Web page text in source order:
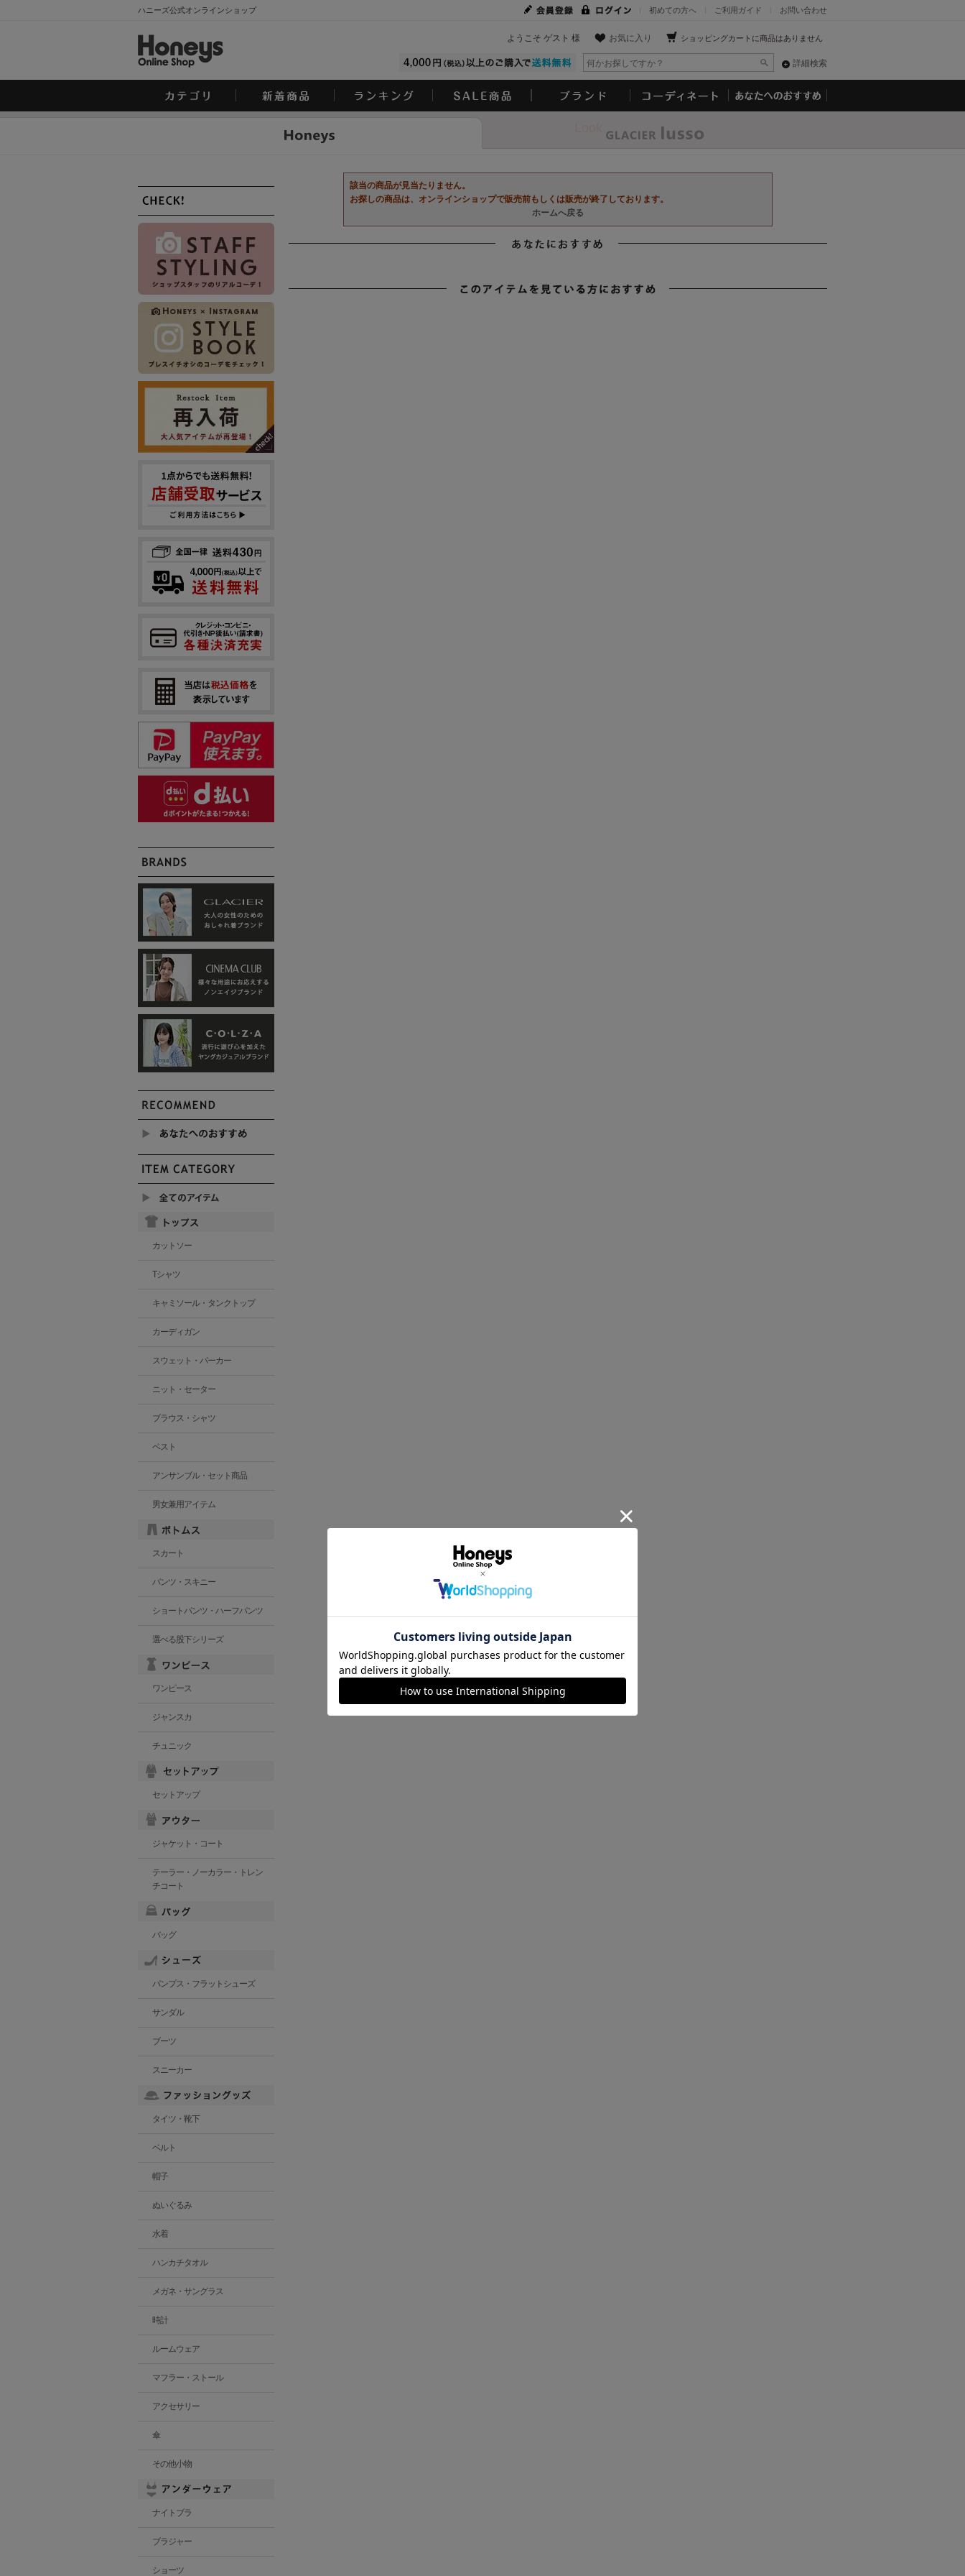
ハニーズ公式オンラインショップ お問い合わせ
ご利用ガイド
初めての方へ
ショッピングカートに商品はありません
お気に入り
ようこそ ゲスト 様
詳細検索
該当の商品が見当たりません。
お探しの商品は、オンラインショップで販売前もしくは販売が終了しております。
ホームへ戻る
カットソー
Tシャツ
キャミソール・タンクトップ
カーディガン
スウェット・パーカー
ニット・セーター
ブラウス・シャツ
ベスト
アンサンブル・セット商品
男女兼用アイテム
スカート
パンツ・スキニー
ショートパンツ・ハーフパンツ
選べる股下シリーズ
ワンピース
ジャンスカ
チュニック
セットアップ
ジャケット・コート
テーラー・ノーカラー・トレン
チコート
バッグ
パンプス・フラットシューズ
サンダル
ブーツ
スニーカー
タイツ・靴下
ベルト
帽子
ぬいぐるみ
水着
ハンカチタオル
メガネ・サングラス
時計
ルームウェア
マフラー・ストール
アクセサリー
傘
その他小物
ナイトブラ
ブラジャー
ショーツ